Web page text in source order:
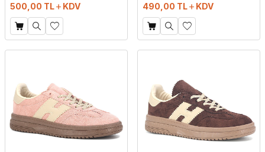
500,00 TL KDV 490,00 TL KDV